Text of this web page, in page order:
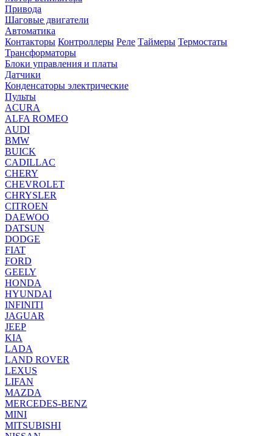
Привода
Шаговые двигатели
Автоматика
Контакторы Контроллеры Реле Таймеры Термостаты
Трансформаторы
Блоки управления и платы
Датчики
Конденсаторы электрические
Пульты
ACURA
ALFA ROMEO
AUDI
BMW
BUICK
CADILLAC
CHERY
CHEVROLET
CHRYSLER
CITROEN
DAEWOO
DATSUN
DODGE
FIAT
FORD
GEELY
HONDA
HYUNDAI
INFINITI
JAGUAR
JEEP
KIA
LADA
LAND ROVER
LEXUS
LIFAN
MAZDA
MERCEDES-BENZ
MINI
MITSUBISHI